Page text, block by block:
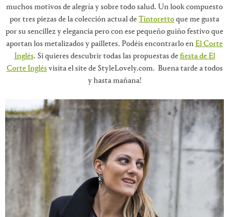
muchos motivos de alegría y sobre todo salud. Un look compuesto
por tres piezas de la colección actual deTintorettoque me gusta
por su sencillez y elegancia pero con ese pequeño guiño festivo que
aportan los metalizados y pailletes. Podéis encontrarlo enEl Corte
Inglés. Si quieres descubrir todas las propuestas defiesta de El
Corte Inglés visita el site de StyleLovely.com. Buena tarde a todos
y hasta mañana!